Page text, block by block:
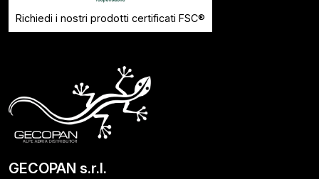
Richiedi i nostri prodotti certificati FSC®
GECOPAN s.r.l.